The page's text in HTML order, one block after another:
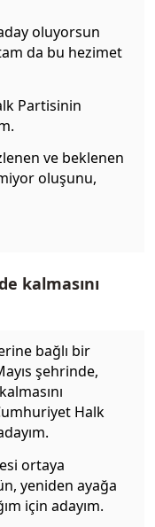
oluyorsun
da bu hezimet
Partisinin
ve beklenen
oluşunu,
kalmasını
bağlı bir
şehrinde,
Halk
ortaya
yeniden ayağa
için adayım.